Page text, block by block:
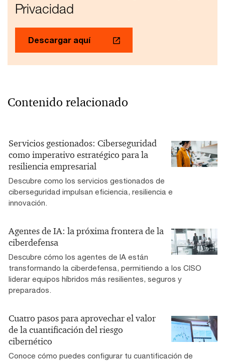
Privacidad
Descargar aquí
Contenido relacionado
Servicios gestionados: Ciberseguridad
como imperativo estratégico para la
resiliencia empresarial
Descubre como los servicios gestionados de
ciberseguridad impulsan eficiencia, resiliencia e
innovación.
Agentes de IA: la próxima frontera de la
ciberdefensa
Descubre cómo los agentes de IA están
transformando la ciberdefensa, permitiendo a los CISO
liderar equipos híbridos más resilientes, seguros y
preparados.
Cuatro pasos para aprovechar el valor
de la cuantificación del riesgo
cibernético
Conoce cómo puedes configurar tu cuantificación de